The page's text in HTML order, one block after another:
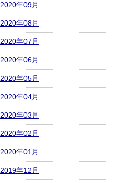
2020年09月
2020年08月
2020年07月
2020年06月
2020年05月
2020年04月
2020年03月
2020年02月
2020年01月
2019年12月